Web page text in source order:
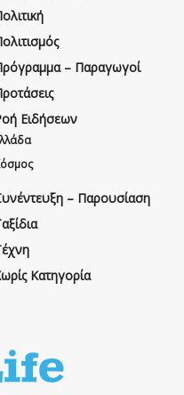
– Παραγωγοί
Ειδήσεων
– Παρουσίαση
Κατηγορία